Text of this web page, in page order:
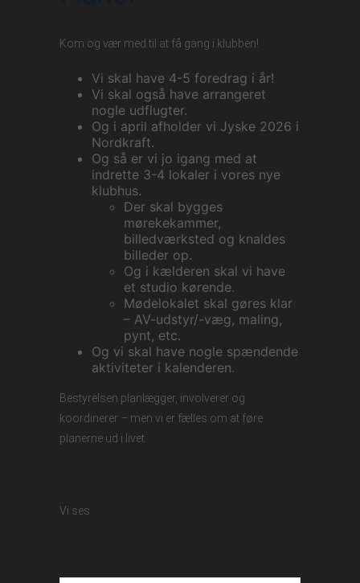
Kom og vær med til at få gang i klubben!
Vi skal have 4-5 foredrag i år!
Vi skal også have arrangeret
nogle udflugter.
Og i april afholder vi Jyske 2026 i
Nordkraft.
Og så er vi jo igang med at
indrette 3-4 lokaler i vores nye
klubhus.
Der skal bygges
mørekekammer,
billedværksted og knaldes
billeder op.
Og i kælderen skal vi have
et studio kørende.
Mødelokalet skal gøres klar
– AV-udstyr/-væg, maling,
pynt, etc.
Og vi skal have nogle spændende
aktiviteter i kalenderen.
Bestyrelsen planlægger, involverer og
koordinerer – men vi er fælles om at føre
planerne ud i livet.
Vi ses